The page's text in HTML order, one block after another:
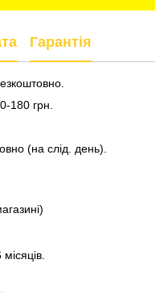
Гарантія
180 грн.
(на слід. день).